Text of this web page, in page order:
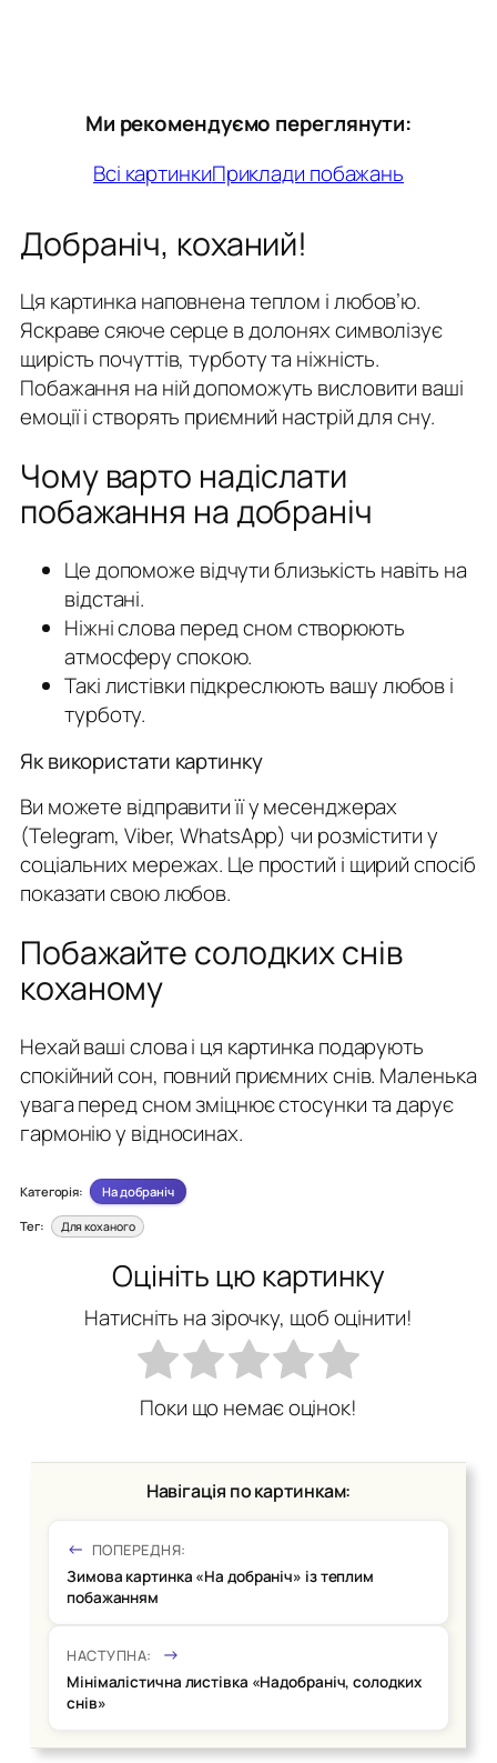
Ми рекомендуємо переглянути:
Всі картинкиПриклади побажань
Добраніч, коханий!
Ця картинка наповнена теплом і любов’ю.
Яскраве сяюче серце в долонях символізує
щирість почуттів, турботу та ніжність.
Побажання на ній допоможуть висловити ваші
емоції і створять приємний настрій для сну.
Чому варто надіслати
побажання на добраніч
Це допоможе відчути близькість навіть на
відстані.
Ніжні слова перед сном створюють
атмосферу спокою.
Такі листівки підкреслюють вашу любов і
турботу.
Як використати картинку
Ви можете відправити її у месенджерах
(Telegram, Viber, WhatsApp) чи розмістити у
соціальних мережах. Це простий і щирий спосіб
показати свою любов.
Побажайте солодких снів
коханому
Нехай ваші слова і ця картинка подарують
спокійний сон, повний приємних снів. Маленька
увага перед сном зміцнює стосунки та дарує
гармонію у відносинах.
Категорія: На добраніч
Тег: Для коханого
Оцініть цю картинку
Натисніть на зірочку, щоб оцінити!
Поки що немає оцінок!
Навігація по картинкам:
ПОПЕРЕДНЯ:
Зимова картинка «На добраніч» із теплим
побажанням
НАСТУПНА:
Мінімалістична листівка «Надобраніч, солодких
снів»